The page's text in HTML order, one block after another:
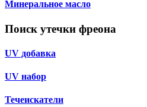
Минеральное масло
Поиск утечки фреона
UV добавка
UV набор
Течеискатели